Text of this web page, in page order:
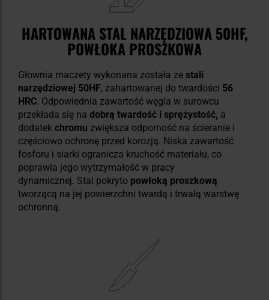
HARTOWANA STAL NARZĘDZIOWA 50HF,
POWŁOKA PROSZKOWA
Głownia maczety wykonana została ze stali
narzędziowej 50HF, zahartowanej do twardości 56
HRC. Odpowiednia zawartość węgla w surowcu
przekłada się na dobrą twardość i sprężystość, a
dodatek chromu zwiększa odporność na ścieranie i
częściowo ochronę przed korozją. Niska zawartość
fosforu i siarki ogranicza kruchość materiału, co
poprawia jego wytrzymałość w pracy
dynamicznej. Stal pokryto powłoką proszkową
tworzącą na jej powierzchni twardą i trwałą warstwę
ochronną.